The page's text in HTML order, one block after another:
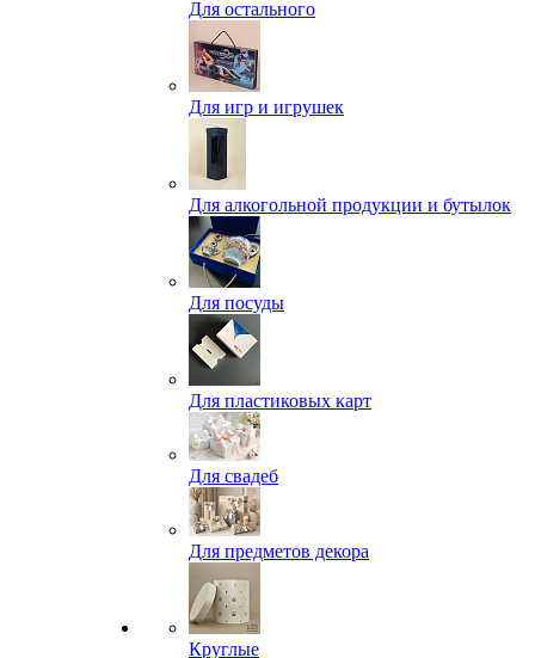
Для остального
Для игр и игрушек
Для алкогольной продукции и бутылок
Для посуды
Для пластиковых карт
Для свадеб
Для предметов декора
Круглые